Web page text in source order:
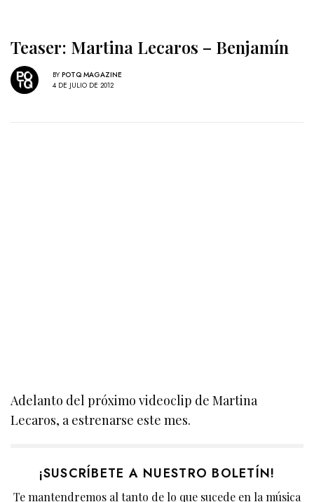
Teaser: Martina Lecaros – Benjamín
BY POTQ MAGAZINE
4 DE JULIO DE 2012
Adelanto del próximo videoclip de Martina
Lecaros, a estrenarse este mes.
¡SUSCRÍBETE A NUESTRO BOLETÍN!
Te mantendremos al tanto de lo que sucede en la música